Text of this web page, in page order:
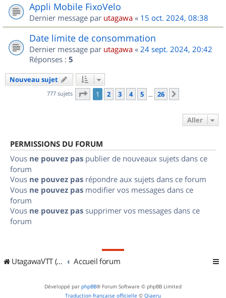
Appli Mobile FixoVelo
Dernier message par utagawa « 15 oct. 2024, 08:38
Date limite de consommation
Dernier message par utagawa « 24 sept. 2024, 20:42
Réponses : 5
Nouveau sujet
777 sujets Page 1sur
1 2 3 4 5 … 26
Aller
PERMISSIONS DU FORUM
Vous ne pouvez pas publier de nouveaux sujets dans ce
forum
Vous ne pouvez pas répondre aux sujets dans ce forum
Vous ne pouvez pas modifier vos messages dans ce
forum
Vous ne pouvez pas supprimer vos messages dans ce
forum
UtagawaVTT (Randos VTT et VTTAE avec traces GPS) Accueil forum
Développé par phpBB® Forum Software © phpBB Limited
Traduction française officielle © Qiaeru